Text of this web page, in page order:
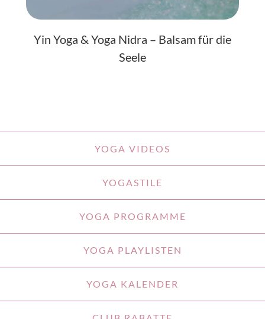
Yin Yoga & Yoga Nidra – Balsam für die
Seele
YOGA VIDEOS
YOGASTILE
YOGA PROGRAMME
YOGA PLAYLISTEN
YOGA KALENDER